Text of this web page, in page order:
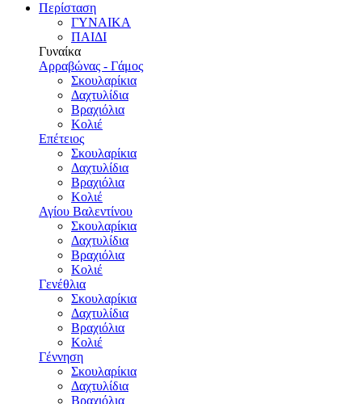
Περίσταση
ΓΥΝΑΙΚΑ
ΠΑΙΔΙ
Γυναίκα
Αρραβώνας - Γάμος
Σκουλαρίκια
Δαχτυλίδια
Βραχιόλια
Κολιέ
Επέτειος
Σκουλαρίκια
Δαχτυλίδια
Βραχιόλια
Κολιέ
Αγίου Βαλεντίνου
Σκουλαρίκια
Δαχτυλίδια
Βραχιόλια
Κολιέ
Γενέθλια
Σκουλαρίκια
Δαχτυλίδια
Βραχιόλια
Κολιέ
Γέννηση
Σκουλαρίκια
Δαχτυλίδια
Βραχιόλια